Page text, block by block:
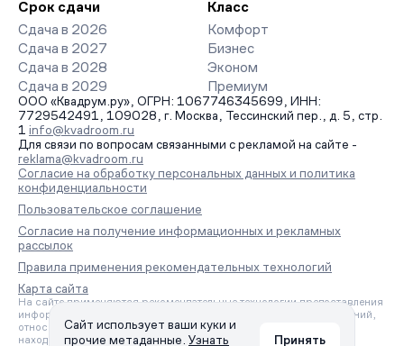
Срок сдачи
Сдача в 2026
Сдача в 2027
Сдача в 2028
Сдача в 2029
Класс
Комфорт
Бизнес
Эконом
Премиум
ООО «Квадрум.ру», ОГРН: 1067746345699, ИНН:
7729542491, 109028, г. Москва, Тессинский пер., д. 5, стр.
1 info@kvadroom.ru
Для связи по вопросам связанными с рекламой на сайте -
reklama@kvadroom.ru
Согласие на обработку персональных данных и политика
конфиденциальности
Пользовательское соглашение
Согласие на получение информационных и рекламных
рассылок
Правила применения рекомендательных технологий
Карта сайта
На сайте применяются рекомендательные технологии предоставления
информации на основе сбора, систематизации и анализа сведений,
относящихся к предпочтениям пользователей сети «Интернет»,
находящихся на территории Российской Федерации.
Сайт использует ваши куки и
прочие метаданные. Узнать Принять